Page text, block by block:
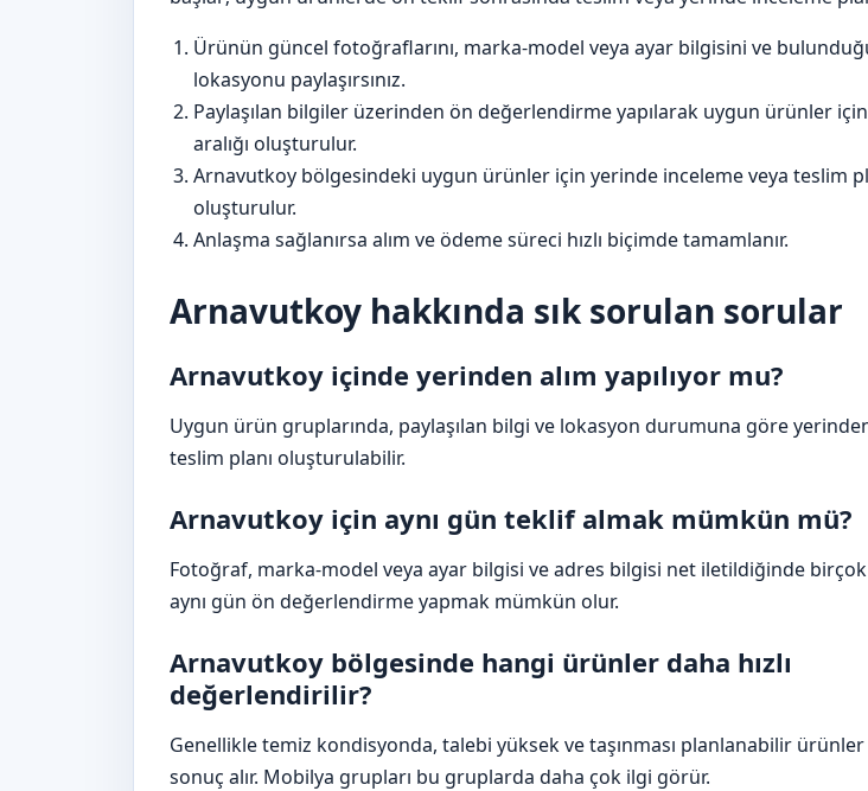
Ürünün güncel fotoğraflarını, marka-model veya ayar bilgisini ve
lokasyonu paylaşırsınız.
Paylaşılan bilgiler üzerinden ön değerlendirme yapılarak uygun ürünler
aralığı oluşturulur.
Arnavutkoy bölgesindeki uygun ürünler için yerinde inceleme veya teslim
oluşturulur.
Anlaşma sağlanırsa alım ve ödeme süreci hızlı biçimde tamamlanır.
Arnavutkoy hakkında sık sorulan sorular
Arnavutkoy içinde yerinden alım yapılıyor mu?
Uygun ürün gruplarında, paylaşılan bilgi ve lokasyon durumuna göre
teslim planı oluşturulabilir.
Arnavutkoy için aynı gün teklif almak mümkün mü?
Fotoğraf, marka-model veya ayar bilgisi ve adres bilgisi net iletildiğinde
aynı gün ön değerlendirme yapmak mümkün olur.
Arnavutkoy bölgesinde hangi ürünler daha hızlı
değerlendirilir?
Genellikle temiz kondisyonda, talebi yüksek ve taşınması planlanabilir ürünler
sonuç alır. Mobilya grupları bu gruplarda daha çok ilgi görür.